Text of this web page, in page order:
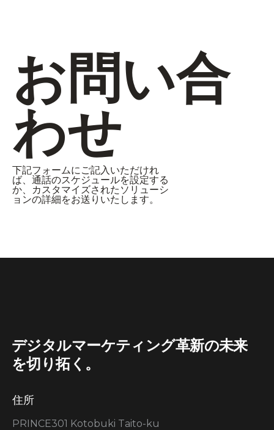
お問い合
わせ
下記フォームにご記入いただけれ
ば、通話のスケジュールを設定する
か、カスタマイズされたソリューシ
ョンの詳細をお送りいたします。
デジタルマーケティング革新の未来
を切り拓く。
住所
PRINCE301 Kotobuki Taito-ku